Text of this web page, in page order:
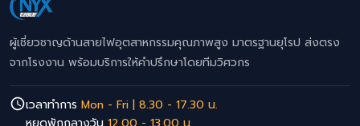
ผู้เชี่ยวชาญด้านสายไฟอุตสาหกรรมคุณภาพสูง มาตรฐานยุโรป ส่งตรง
จากโรงงาน พร้อมบริการให้คำปรึกษาโดยทีมวิศวกร
เวลาทำการ Mon - Fri | 8.30 - 17.30 น.